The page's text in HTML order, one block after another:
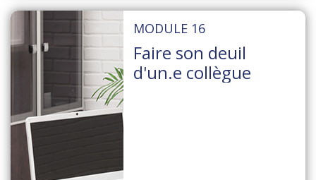
MODULE 16
Faire son deuil
d'un.e collègue